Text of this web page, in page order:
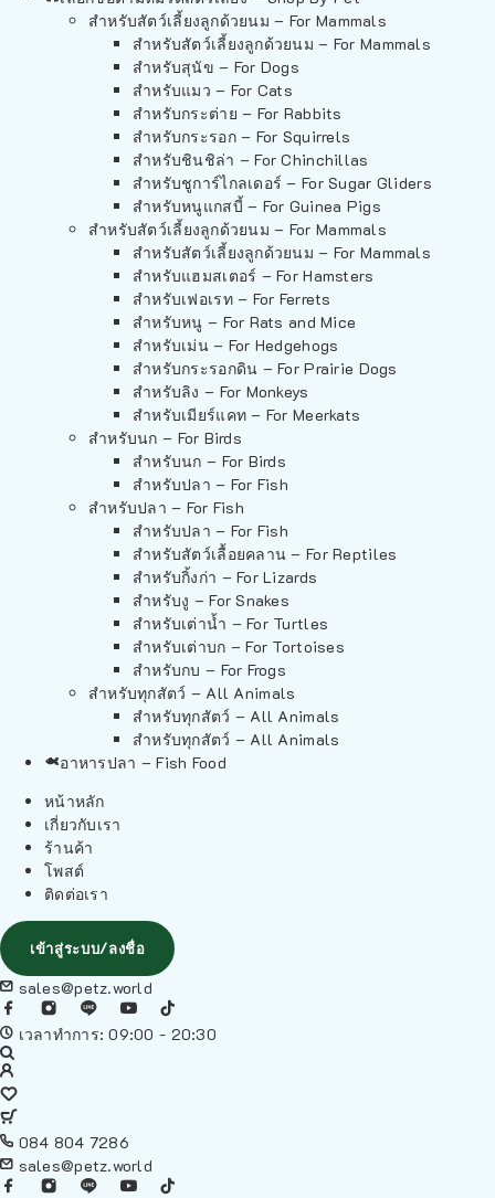
สำหรับสัตว์เลี้ยงลูกด้วยนม – For Mammals
สำหรับสัตว์เลี้ยงลูกด้วยนม – For Mammals
สำหรับสุนัข – For Dogs
สำหรับแมว – For Cats
สำหรับกระต่าย – For Rabbits
สำหรับกระรอก – For Squirrels
สำหรับชินชิล่า – For Chinchillas
สำหรับชูการ์ไกลเดอร์ – For Sugar Gliders
สำหรับหนูแกสบี้ – For Guinea Pigs
สำหรับสัตว์เลี้ยงลูกด้วยนม – For Mammals
สำหรับสัตว์เลี้ยงลูกด้วยนม – For Mammals
สำหรับแฮมสเตอร์ – For Hamsters
สำหรับเฟอเรท – For Ferrets
สำหรับหนู – For Rats and Mice
สำหรับเม่น – For Hedgehogs
สำหรับกระรอกดิน – For Prairie Dogs
สำหรับลิง – For Monkeys
สำหรับเมียร์แคท – For Meerkats
สำหรับนก – For Birds
สำหรับนก – For Birds
สำหรับปลา – For Fish
สำหรับปลา – For Fish
สำหรับปลา – For Fish
สำหรับสัตว์เลื้อยคลาน – For Reptiles
สำหรับกิ้งก่า – For Lizards
สำหรับงู – For Snakes
สำหรับเต่าน้ำ – For Turtles
สำหรับเต่าบก – For Tortoises
สำหรับกบ – For Frogs
สำหรับทุกสัตว์ – All Animals
สำหรับทุกสัตว์ – All Animals
สำหรับทุกสัตว์ – All Animals
อาหารปลา – Fish Food
หน้าหลัก
เกี่ยวกับเรา
ร้านค้า
โพสต์
ติดต่อเรา
เข้าสู่ระบบ/ลงชื่อ
sales@petz.world
เวลาทำการ: 09:00 - 20:30
084 804 7286
sales@petz.world